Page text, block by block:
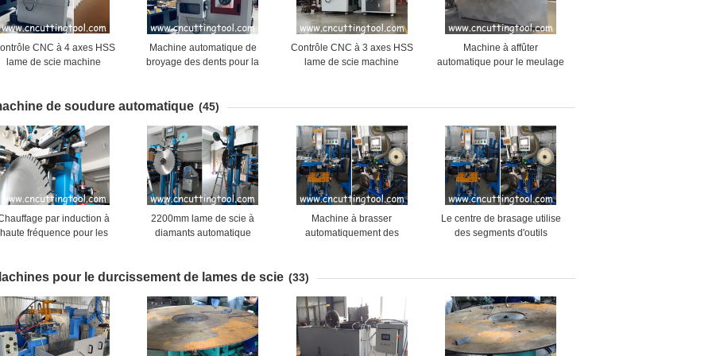
CNC à 4 axes HSS
lame de scie machine
Machine automatique de
broyage des dents pour la
Contrôle CNC à 3 axes HSS
lame de scie machine
Machine à affûter
automatique pour le meulage
de soudure automatique (45)
par induction à
haute fréquence pour les
2200mm lame de scie à
diamants automatique
Machine à brasser
automatiquement des
pierre
Le centre de brasage utilise
des segments d'outils
efficace
pour le durcissement de lames de scie (33)